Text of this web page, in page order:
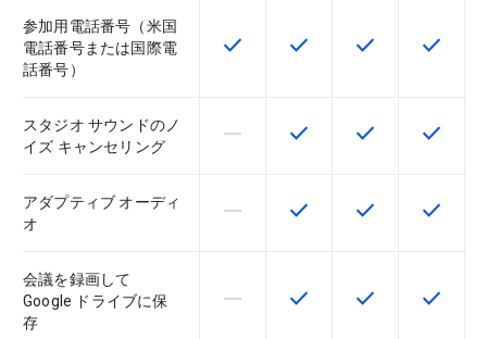
参加用電話番号（米国
電話番号または国際電
話番号）
この機能は該当の SKU で利用で
check この機能は該当の SKU
check この機能は該当
check この機
check
スタジオ サウンドのノ
イズ キャンセリング
この機能は該当の SKU でサポー
horizontal_rule この機能は該当の SKU
check この機能は該当
check この機
check
アダプティブ オーディ
オ
この機能は該当の SKU でサポー
horizontal_rule この機能は該当の SKU
check この機能は該当
check この機
check
会議を録画して
Google ドライブに保
存
この機能は該当の SKU でサポー
horizontal_rule この機能は該当の SKU
check この機能は該当
check この機
check